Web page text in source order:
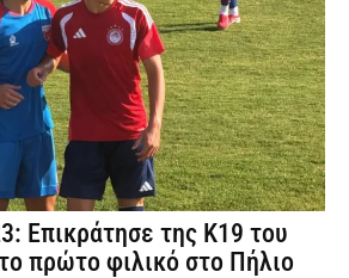
Επικράτησε της Κ19 του
πρώτο φιλικό στο Πήλιο